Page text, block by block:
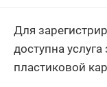
Для
доступна
пластиковой